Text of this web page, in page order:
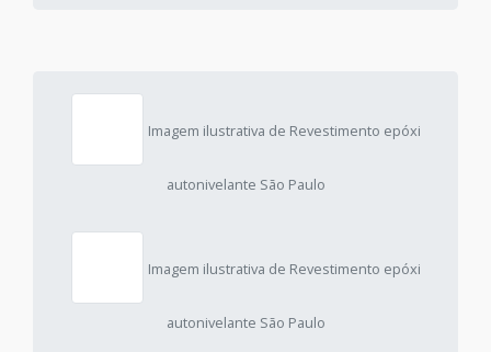
Imagem ilustrativa de Revestimento epóxi
autonivelante São Paulo
Imagem ilustrativa de Revestimento epóxi
autonivelante São Paulo